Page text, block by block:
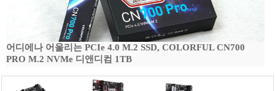
어디에나 어울리는 PCIe 4.0 M.2 SSD, COLORFUL CN700
PRO M.2 NVMe 디앤디컴 1TB